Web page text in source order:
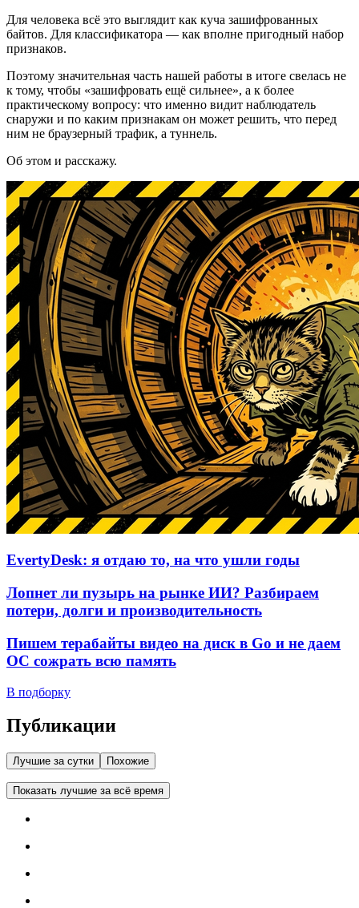
Для человека всё это выглядит как куча зашифрованных
байтов. Для классификатора — как вполне пригодный набор
признаков.
Поэтому значительная часть нашей работы в итоге свелась не
к тому, чтобы «зашифровать ещё сильнее», а к более
практическому вопросу: что именно видит наблюдатель
снаружи и по каким признакам он может решить, что перед
ним не браузерный трафик, а туннель.
Об этом и расскажу.
EvertyDesk: я отдаю то, на что ушли годы
Лопнет ли пузырь на рынке ИИ? Разбираем
потери, долги и производительность
Пишем терабайты видео на диск в Go и не даем
ОС сожрать всю память
В подборку
Публикации
Лучшие за сутки Похожие
Показать лучшие за всё время